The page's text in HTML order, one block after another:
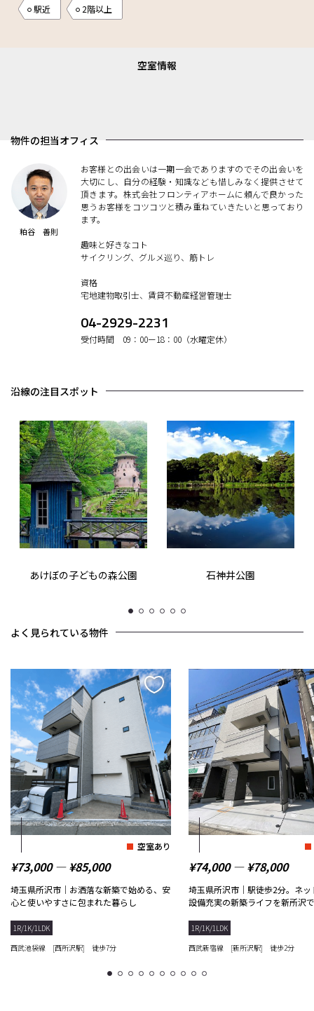
駅近 2階以上
空室情報
物件の担当オフィス
粕谷 善則
お客様との出会いは一期一会でありますのでその出会いを
大切にし、自分の経験・知識なども惜しみなく提供させて
頂きます。株式会社フロンティアホームに頼んで良かった
思うお客様をコツコツと積み重ねていきたいと思っており
ます。
趣味と好きなコト
サイクリング、グルメ巡り、筋トレ
資格
宅地建物取引士、賃貸不動産経営管理士
04-2929-2231
受付時間 09：00ー18：00（水曜定休）
沿線の注目スポット
あけぼの子どもの森公園 石神井公園
1 2 3 4 5 6
よく見られている物件
空室あり
¥73,000 ― ¥85,000
埼玉県所沢市｜お洒落な新築で始める、安
心と使いやすさに包まれた暮らし
1R/1K/1LDK
西武池袋線 [西所沢駅] 徒歩7分
¥74,000 ― ¥78,000
埼玉県所沢市｜駅徒歩2分。ネッ
設備充実の新築ライフを新所沢
1R/1K/1LDK
西武新宿線 [新所沢駅] 徒歩2分
1 2 3 4 5 6 7 8 9 10